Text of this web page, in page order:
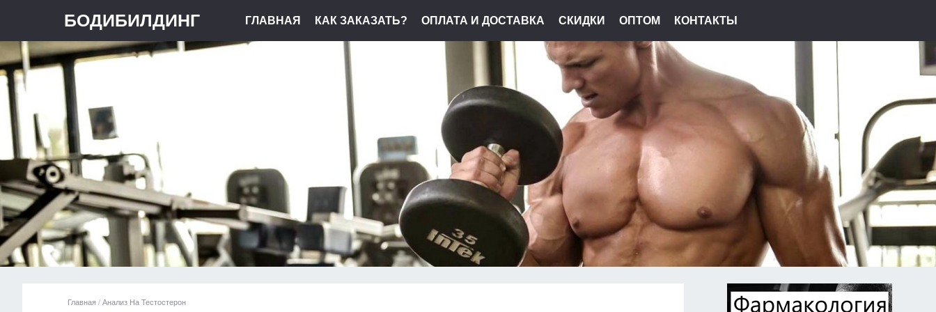
БОДИБИЛДИНГ ГЛАВНАЯ КАК ЗАКАЗАТЬ? ОПЛАТА И ДОСТАВКА СКИДКИ ОПТОМ КОНТАКТЫ
Главная / Анализ На Тестостерон